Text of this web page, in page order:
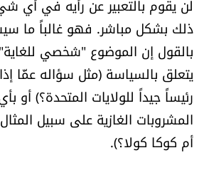
حظّك اليوم
للتاريخ
فيديو
من نحن
لن يقوم بالتعبير عن رأيه في أي
ذلك بشكل مباشر. فهو غالباً ما
بالقول إن الموضوع "شخصي
يتعلق بالسياسة (مثل سؤاله عمَّا
رئيساً جيداً للولايات المتحدة؟)
المشروبات الغازية على سبيل
أم كوكا كولا؟).